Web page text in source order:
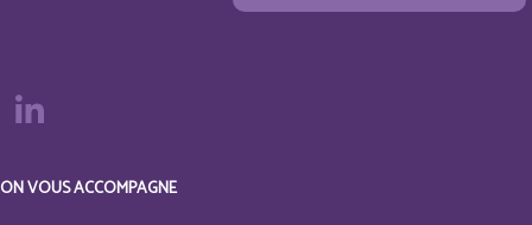
ON VOUS ACCOMPAGNE